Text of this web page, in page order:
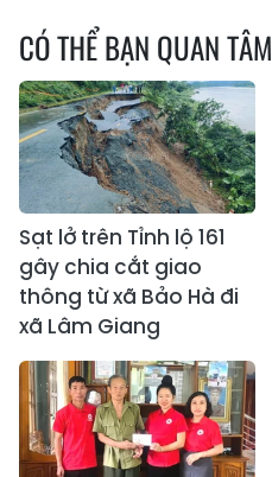
CÓ THỂ BẠN QUAN TÂM
Sạt lở trên Tỉnh lộ 161
gây chia cắt giao
thông từ xã Bảo Hà đi
xã Lâm Giang